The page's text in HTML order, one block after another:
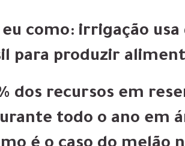
como: irrigação
para produzir
dos recursos em
todo o ano em